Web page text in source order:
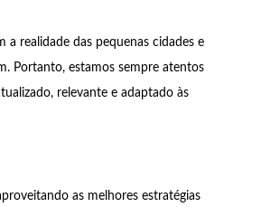
a realidade das pequenas cidades e
Portanto, estamos sempre atentos
relevante e adaptado às
as melhores estratégias